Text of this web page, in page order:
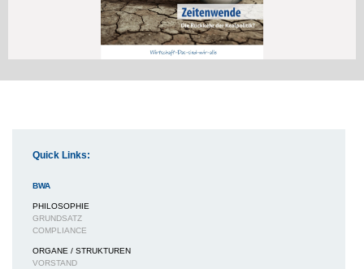
Quick Links:
BWA
PHILOSOPHIE
GRUNDSATZ
COMPLIANCE
ORGANE / STRUKTUREN
VORSTAND